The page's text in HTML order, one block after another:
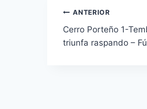
ANTERIOR
Cerro Porteño 1-
triunfa raspando –